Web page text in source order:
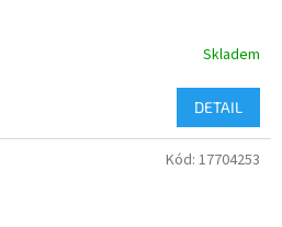
Skladem
DETAIL
Kód: 17704253